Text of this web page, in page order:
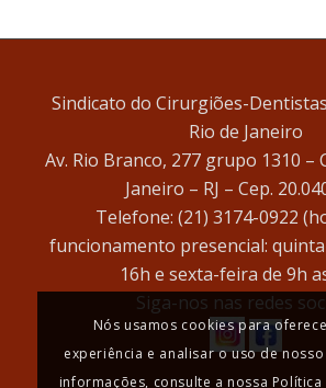
Sindicato do Cirurgiões-
Rio de Janeiro
Av. Rio Branco, 277 grupo 1310 –
Janeiro – RJ – Cep.
Telefone: (21) 3174-0922
funcionamento presencial:
16h e sexta-feira de 9h
Siga-nos nas redes
Nós usamos cookies para
experiência e analisar o uso de
informações, consulte a nossa